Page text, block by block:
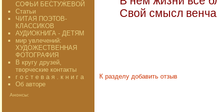
СОФЬИ БЕСТУЖЕВОЙ
Статьи
ЧИТАЯ ПОЭТОВ-
КЛАССИКОВ
АУДИОКНИГА - ДЕТЯМ
мир увлечений:
ХУДОЖЕСТВЕННАЯ
ФОТОГРАФИЯ
В кругу друзей,
творческие контакты
г о с т е в а я . к н и г а
Об авторе
Анонсы:
Свой смысл
К разделу добавить отзыв